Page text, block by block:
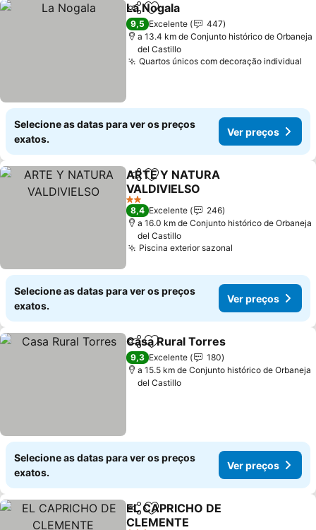
PartilharAdicionar aos favoritos
La Nogala
9,5 Excelente
447
a 13.4 km de Conjunto histórico de Orbaneja
del Castillo
Quartos únicos com decoração individual
Selecione as datas para ver os preços
exatos.
Ver preços
PartilharAdicionar aos favoritos
ARTE Y NATURA
VALDIVIELSO
2 Estrelas
8,4 Excelente
246
a 16.0 km de Conjunto histórico de Orbaneja
del Castillo
Piscina exterior sazonal
Selecione as datas para ver os preços
exatos.
Ver preços
PartilharAdicionar aos favoritos
Casa Rural Torres
9,3 Excelente
180
a 15.5 km de Conjunto histórico de Orbaneja
del Castillo
Selecione as datas para ver os preços
exatos.
Ver preços
PartilharAdicionar aos favoritos
EL CAPRICHO DE
CLEMENTE